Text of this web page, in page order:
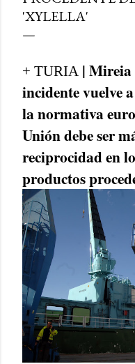
'XYLELLA'
+ TURIA | Mireia
incidente vuelve
la normativa
Unión debe ser
reciprocidad en
productos